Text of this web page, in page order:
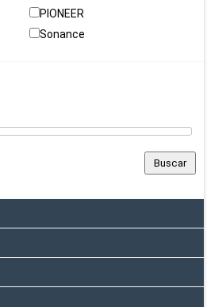
PIONEER
Sonance